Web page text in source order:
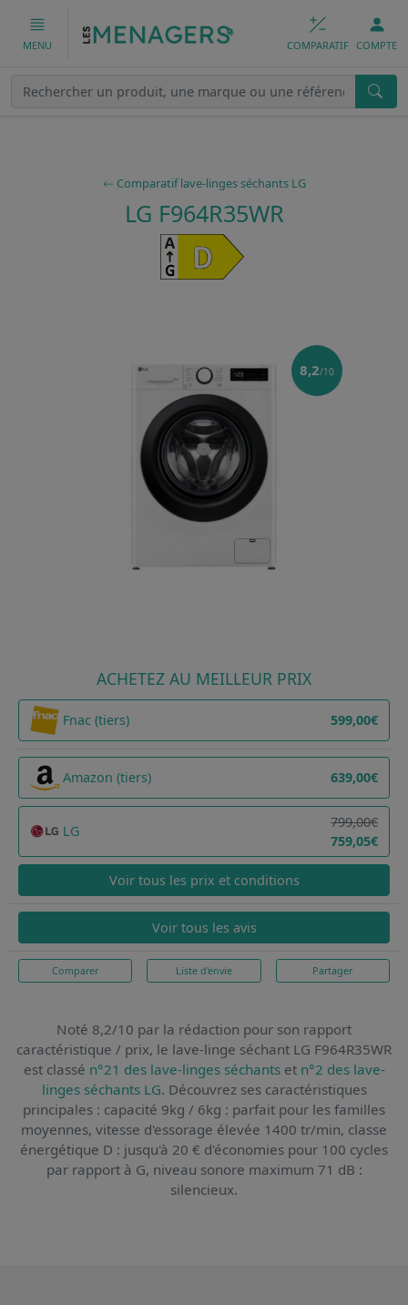
MENU COMPARATIF COMPTE
Comparatif lave-linges séchants LG
LG F964R35WR
8,2/10
ACHETEZ AU MEILLEUR PRIX
Fnac (tiers) 599,00€
Amazon (tiers) 639,00€
LG
799,00€
759,05€
Voir tous les prix et conditions
Voir tous les avis
Comparer Liste d'envie Partager
Noté 8,2/10 par la rédaction pour son rapport
caractéristique / prix, le lave-linge séchant LG F964R35WR
est classé n°21 des lave-linges séchantset n°2 des lave-
linges séchants LG. Découvrez ses caractéristiques
principales : capacité 9kg / 6kg : parfait pour les familles
moyennes, vitesse d'essorage élevée 1400 tr/min, classe
énergétique D : jusqu'à 20 € d'économies pour 100 cycles
par rapport à G, niveau sonore maximum 71 dB :
silencieux.